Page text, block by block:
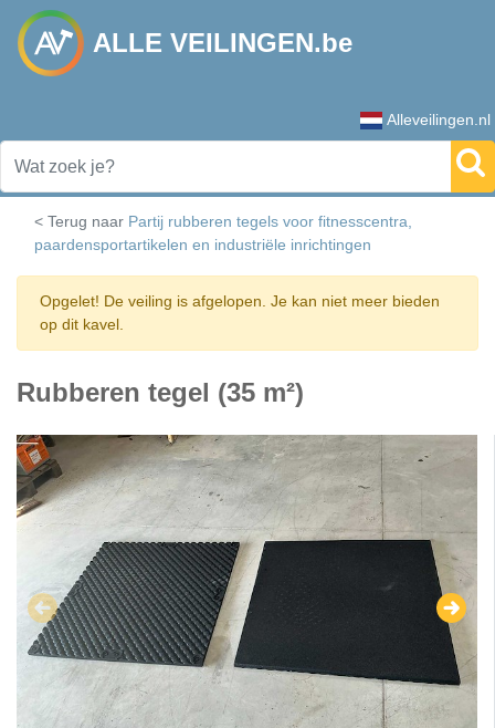
ALLE VEILINGEN.be
Alleveilingen.nl
< Terug naar Partij rubberen tegels voor fitnesscentra,
paardensportartikelen en industriële inrichtingen
Opgelet! De veiling is afgelopen. Je kan niet meer bieden
op dit kavel.
Rubberen tegel (35 m²)